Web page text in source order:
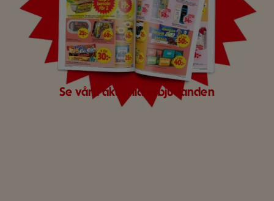
Se våra aktuella erbjudanden